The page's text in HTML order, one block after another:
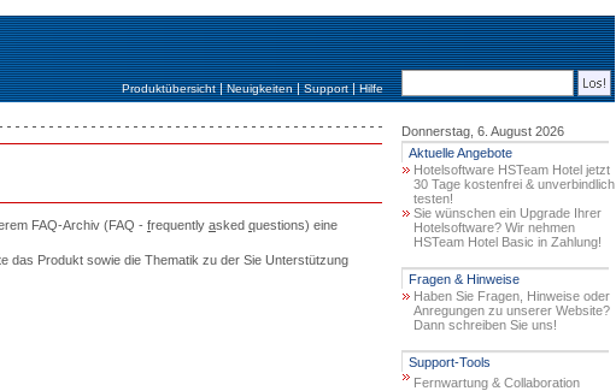
Produktübersicht|Neuigkeiten|Support|Hilfe
FAQ-Archiv (FAQ - frequently asked questions) eine
das Produkt sowie die Thematik zu der Sie Unterstützung
Donnerstag, 6. August 2026
Aktuelle Angebote
Hotelsoftware HSTeam Hotel jetzt
30 Tage kostenfrei & unverbindlich
testen!
Sie wünschen ein Upgrade Ihrer
Hotelsoftware? Wir nehmen
HSTeam Hotel Basic in Zahlung!
Fragen & Hinweise
Haben Sie Fragen, Hinweise oder
Anregungen zu unserer Website?
Dann schreiben Sie uns!
Support-Tools
Fernwartung & Collaboration